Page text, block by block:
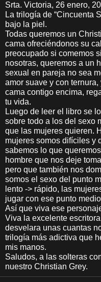
Srta. Victoria, 26 enero,
La trilogía de “Cincuenta
bajo la piel.
Todas queremos un
cama ofreciéndonos su
preocupado si comemos
nosotras, queremos a un
sexual en pareja no sea
amor suave y con
cama contigo encima,
tu vida.
Luego de leer el libro se
sobre todo a los del sexo
que las mujeres quieren.
mujeres somos difíciles y
sabemos lo que
hombre que nos deje
pero que también nos
somos el sexo del punto
lento -> rápido, las
jugar con ese punto
Así que viva ese
Viva la excelente
desvelara unas cuantas
trilogía más adictiva que
mis manos.
Saludos, a las solteras
nuestro Christian Grey.